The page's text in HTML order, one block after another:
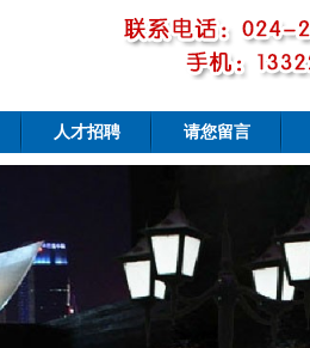
人才招聘 请您留言